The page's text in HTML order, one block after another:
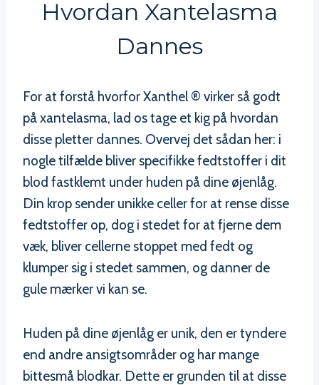
Hvordan Xantelasma
Dannes
For at forstå hvorfor Xanthel ® virker så godt
på xantelasma, lad os tage et kig på hvordan
disse pletter dannes. Overvej det sådan her: i
nogle tilfælde bliver specifikke fedtstoffer i dit
blod fastklemt under huden på dine øjenlåg.
Din krop sender unikke celler for at rense disse
fedtstoffer op, dog i stedet for at fjerne dem
væk, bliver cellerne stoppet med fedt og
klumper sig i stedet sammen, og danner de
gule mærker vi kan se.
Huden på dine øjenlåg er unik, den er tyndere
end andre ansigtsområder og har mange
bittesmå blodkar. Dette er grunden til at disse